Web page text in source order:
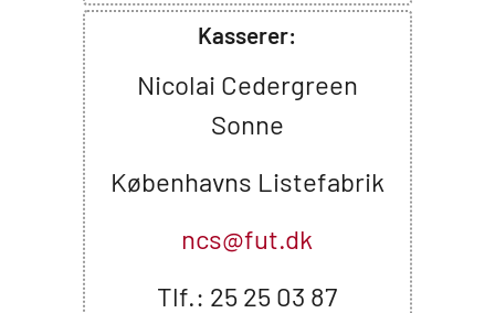
Kasserer:
Nicolai Cedergreen
Sonne
Københavns Listefabrik
ncs@fut.dk
Tlf.: 25 25 03 87